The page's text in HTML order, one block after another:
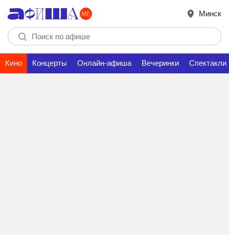
Минск
Кино Концерты Онлайн-афиша Вечеринки Спектакли